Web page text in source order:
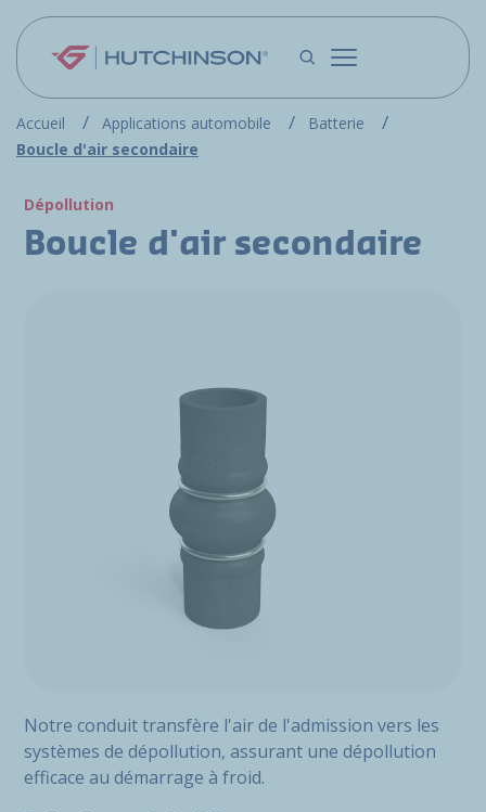
Aller au contenu principal
Accueil Applications automobile
Batterie
Boucle d'air secondaire
Dépollution
Boucle d'air secondaire
Notre conduit transfère l'air de l'admission vers les
systèmes de dépollution, assurant une dépollution
efficace au démarrage à froid.